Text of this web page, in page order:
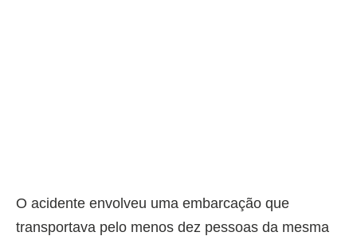
O acidente envolveu uma embarcação que
transportava pelo menos dez pessoas da mesma